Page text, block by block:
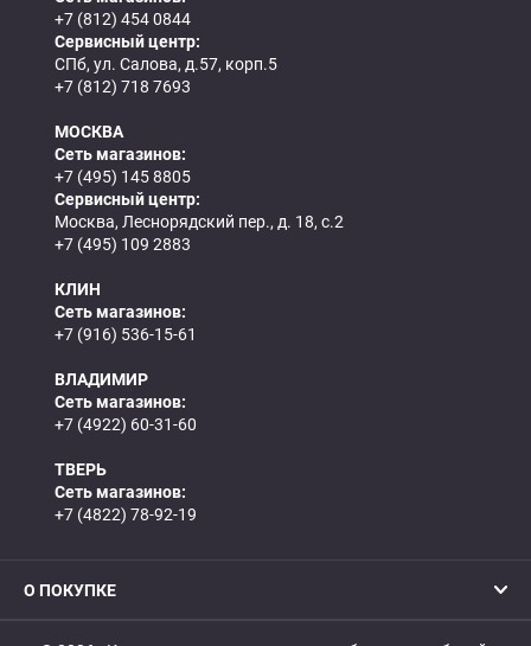
+7 (812) 454 0844
Сервисный центр:
СПб, ул. Салова, д.57, корп.5
+7 (812) 718 7693
МОСКВА
Сеть магазинов:
+7 (495) 145 8805
Сервисный центр:
Москва, Леснорядский пер., д. 18, с.2
+7 (495) 109 2883
КЛИН
Сеть магазинов:
+7 (916) 536-15-61
ВЛАДИМИР
Сеть магазинов:
+7 (4922) 60-31-60
ТВЕРЬ
Сеть магазинов:
+7 (4822) 78-92-19
О ПОКУПКЕ